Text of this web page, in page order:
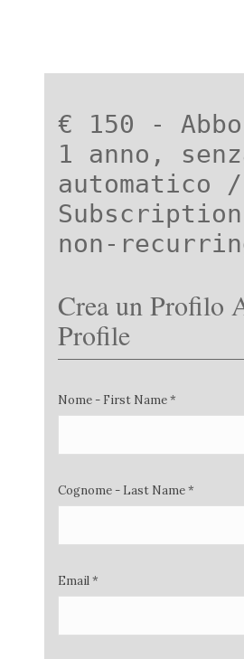
€ 150 -
1 anno,
automatico /
non-
Crea un Profilo
Profile
Nome - First Name *
Cognome - Last Name *
Email *